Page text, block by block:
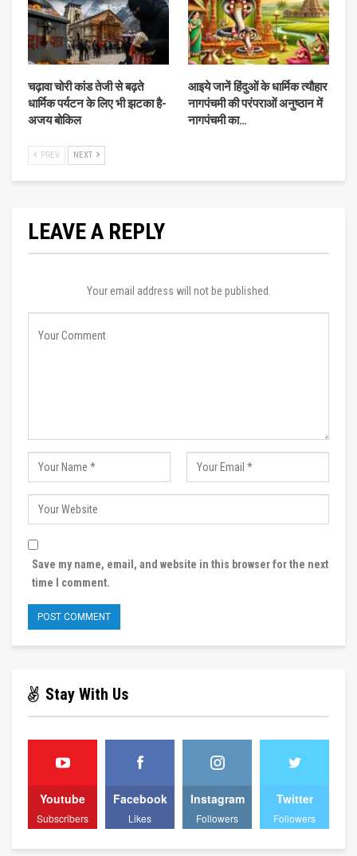
चढ़ावा चोरी कांड तेजी से बढ़ते
धार्मिक पर्यटन के लिए भी झटका है-
अजय बोकिल
आइये जानें हिंदुओं के धार्मिक त्यौहार
नागपंचमी की परंपराओं अनुष्ठान में
नागपंचमी का…
PREV NEXT
LEAVE A REPLY
Your email address will not be published.
Save my name, email, and website in this browser for the next
time I comment.
Stay With Us
Youtube
Subscribers
Facebook
Likes
Instagram
Followers
Twitter
Followers